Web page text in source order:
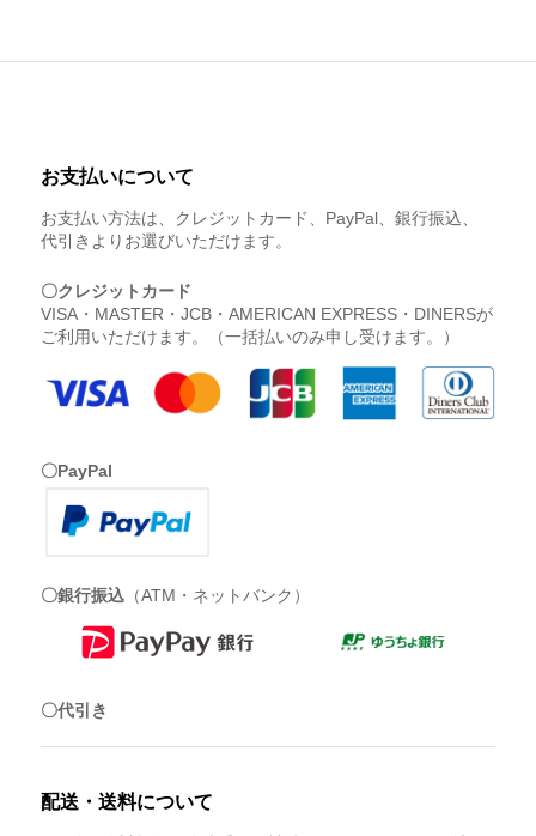
お支払いについて
お支払い方法は、クレジットカード、PayPal、銀行振込、
代引きよりお選びいただけます。
〇クレジットカード
VISA・MASTER・JCB・AMERICAN EXPRESS・DINERSが
ご利用いただけます。（一括払いのみ申し受けます。）
〇PayPal
〇銀行振込 （ATM・ネットバンク）
〇代引き
配送・送料について